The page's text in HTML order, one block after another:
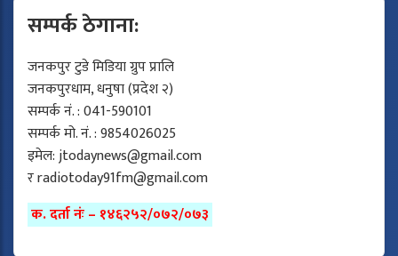
सम्पर्क ठेगाना:
जनकपुर टुडे मिडिया ग्रुप प्रालि
जनकपुरधाम, धनुषा (प्रदेश २)
सम्पर्क नं. : 041-590101
सम्पर्क मो. नं. : 9854026025
इमेल:jtodaynews@gmail.com
रradiotoday91fm@gmail.com
क. दर्ता नंः – १४६२५२/०७२/०७३